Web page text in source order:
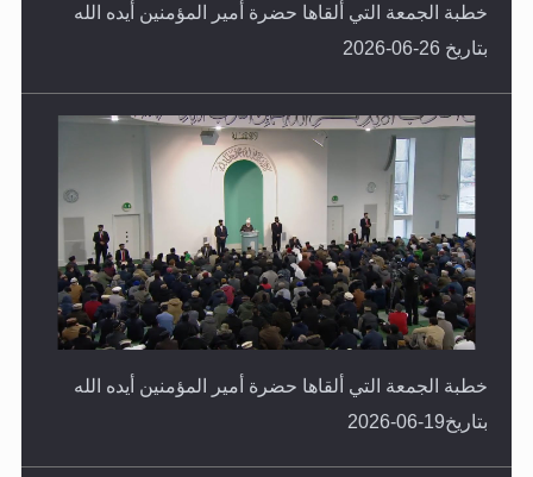
خطبة الجمعة التي ألقاها حضرة أمير المؤمنين أيده الله
بتاريخ 26-06-2026
خطبة الجمعة التي ألقاها حضرة أمير المؤمنين أيده الله
بتاريخ19-06-2026